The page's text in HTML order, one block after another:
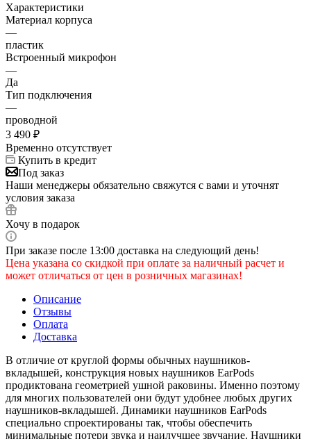
Характеристики
Материал корпуса
—
пластик
Встроенный микрофон
—
Да
Тип подключения
—
проводной
3 490 ₽
Временно отсутствует
Купить в кредит
Под заказ
Наши менеджеры обязательно свяжутся с вами и уточнят
условия заказа
Хочу в подарок
При заказе после 13:00 доставка на следующий день!
Цена указана со скидкой при оплате за наличный расчет и
может отличаться от цен в розничных магазинах!
Описание
Отзывы
Оплата
Доставка
В отличие от круглой формы обычных наушников-
вкладышей, конструкция новых наушников EarPods
продиктована геометрией ушной раковины. Именно поэтому
для многих пользователей они будут удобнее любых других
наушников-вкладышей. Динамики наушников EarPods
специально спроектированы так, чтобы обеспечить
минимальные потери звука и наилучшее звучание. Наушники